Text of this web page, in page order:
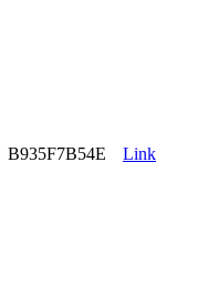
B935F7B54E Link